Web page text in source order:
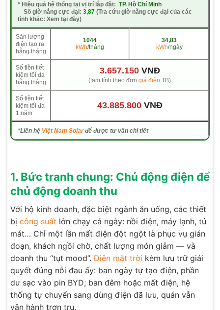
* Hiệu quả hệ thống tại vị trí lắp đặt: TP. Hồ Chí Minh
Số giờ nắng cực đại: 3,87 (Tra cứu giờ năng cực đại của các
tỉnh khác: Xem tại đây)
Sản lượng
điện tạo ra
hằng tháng
1044
kWh/tháng
34,83
kWh/ngày
Số tiền tiết
kiệm tối đa
hằng tháng
3.657.150 VNĐ
(tạm tính theo đơn giá điện TB)
Số tiền tiết
kiệm tối đa
1 năm
43.885.800 VNĐ
*Liên hệ Việt Nam Solarđể được tư vấn chi tiết
1. Bức tranh chung: Chủ động điện để
chủ động doanh thu
Với hộ kinh doanh, đặc biệt ngành ăn uống, các thiết
bị công suất lớn chạy cả ngày: nồi điện, máy lạnh, tủ
mát… Chỉ một lần mất điện đột ngột là phục vụ gián
đoạn, khách ngồi chờ, chất lượng món giảm — và
doanh thu “tụt mood”.Điện mặt trời kèm lưu trữ giải
quyết đúng nỗi đau ấy: ban ngày tự tạo điện, phần
dư sạc vào pin BYD; ban đêm hoặc mất điện, hệ
thống tự chuyển sang dùng điện đã lưu, quán vẫn
vận hành trơn tru.